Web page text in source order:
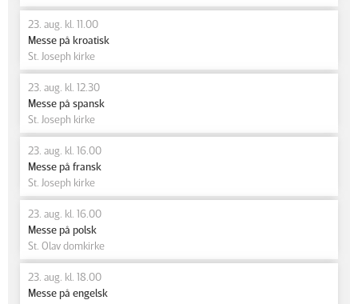
23. aug. kl. 11.00
Messe på kroatisk
St. Joseph kirke
23. aug. kl. 12.30
Messe på spansk
St. Joseph kirke
23. aug. kl. 16.00
Messe på fransk
St. Joseph kirke
23. aug. kl. 16.00
Messe på polsk
St. Olav domkirke
23. aug. kl. 18.00
Messe på engelsk